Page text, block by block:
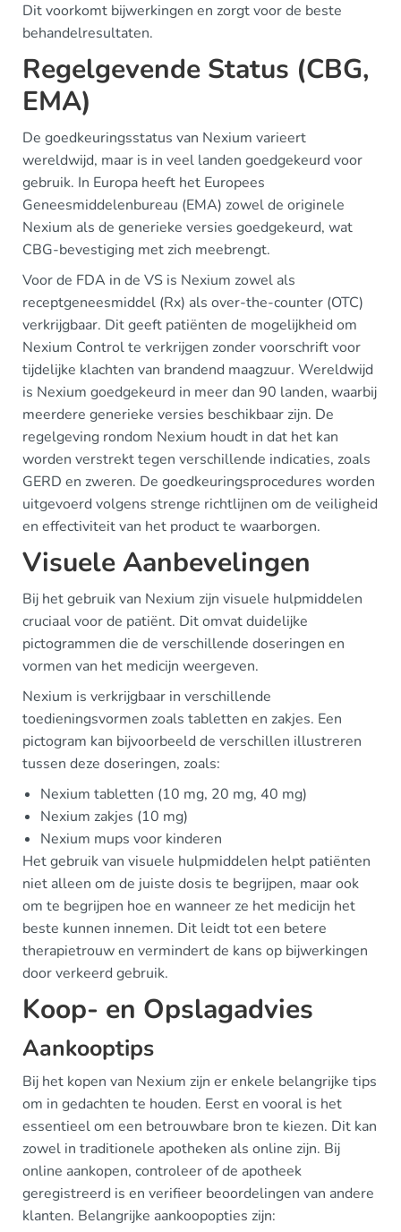
Dit voorkomt bijwerkingen en zorgt voor de beste
behandelresultaten.
Regelgevende Status (CBG,
EMA)
De goedkeuringsstatus van Nexium varieert
wereldwijd, maar is in veel landen goedgekeurd voor
gebruik. In Europa heeft het Europees
Geneesmiddelenbureau (EMA) zowel de originele
Nexium als de generieke versies goedgekeurd, wat
CBG-bevestiging met zich meebrengt.
Voor de FDA in de VS is Nexium zowel als
receptgeneesmiddel (Rx) als over-the-counter (OTC)
verkrijgbaar. Dit geeft patiënten de mogelijkheid om
Nexium Control te verkrijgen zonder voorschrift voor
tijdelijke klachten van brandend maagzuur. Wereldwijd
is Nexium goedgekeurd in meer dan 90 landen, waarbij
meerdere generieke versies beschikbaar zijn. De
regelgeving rondom Nexium houdt in dat het kan
worden verstrekt tegen verschillende indicaties, zoals
GERD en zweren. De goedkeuringsprocedures worden
uitgevoerd volgens strenge richtlijnen om de veiligheid
en effectiviteit van het product te waarborgen.
Visuele Aanbevelingen
Bij het gebruik van Nexium zijn visuele hulpmiddelen
cruciaal voor de patiënt. Dit omvat duidelijke
pictogrammen die de verschillende doseringen en
vormen van het medicijn weergeven.
Nexium is verkrijgbaar in verschillende
toedieningsvormen zoals tabletten en zakjes. Een
pictogram kan bijvoorbeeld de verschillen illustreren
tussen deze doseringen, zoals:
Nexium tabletten (10 mg, 20 mg, 40 mg)
Nexium zakjes (10 mg)
Nexium mups voor kinderen
Het gebruik van visuele hulpmiddelen helpt patiënten
niet alleen om de juiste dosis te begrijpen, maar ook
om te begrijpen hoe en wanneer ze het medicijn het
beste kunnen innemen. Dit leidt tot een betere
therapietrouw en vermindert de kans op bijwerkingen
door verkeerd gebruik.
Koop- en Opslagadvies
Aankooptips
Bij het kopen van Nexium zijn er enkele belangrijke tips
om in gedachten te houden. Eerst en vooral is het
essentieel om een betrouwbare bron te kiezen. Dit kan
zowel in traditionele apotheken als online zijn. Bij
online aankopen, controleer of de apotheek
geregistreerd is en verifieer beoordelingen van andere
klanten. Belangrijke aankoopopties zijn: